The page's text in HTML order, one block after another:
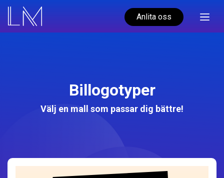
Anlita oss
Billogotyper
Välj en mall som passar dig bättre!